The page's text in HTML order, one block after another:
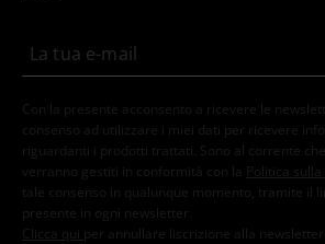
Con la presente acconsento a ricevere le
consenso ad utilizzare i miei dati per ricevere
riguardanti i prodotti trattati. Sono al corrente
verranno gestiti in conformità con la
Politica sulla
tale consenso in qualunque momento, tramite il
presente in ogni newsletter.
Clicca qui per annullare liscrizione alla newsletter.